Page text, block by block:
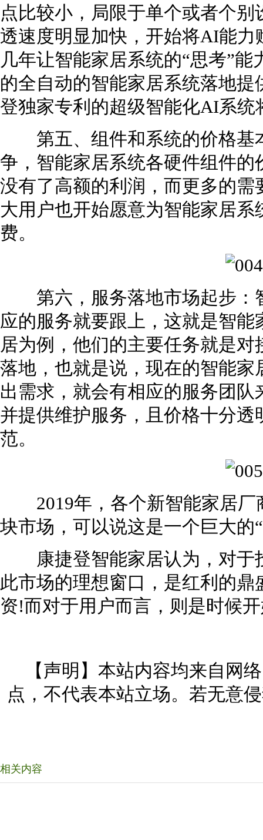
点比较小，局限于单个或者个
透速度明显加快，开始将AI能
几年让智能家居系统的“思考”
的全自动的智能家居系统落地
登独家专利的超级智能化AI系统
第五、组件和系统的价格基
争，智能家居系统各硬件组件
没有了高额的利润，而更多的
大用户也开始愿意为智能家居
费。
第六，服务落地市场起步：
应的服务就要跟上，这就是智
居为例，他们的主要任务就是
落地，也就是说，现在的智能
出需求，就会有相应的服务团
并提供维护服务，且价格十分
范。
2019年，各个新智能家居厂
块市场，可以说这是一个巨大的
康捷登智能家居认为，对于
此市场的理想窗口，是红利的
资!而对于用户而言，则是时候
【声明】本站内容均来自网
点，不代表本站立场。若无意
相关内容